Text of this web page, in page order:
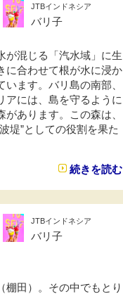
JTBインドネシア
バリ子
が混じる「汽水域」に生
に合わせて根が水に浸か
ます。バリ島の南部、
アには、島を守るように
あります。この森は、
堤”としての役割を果た
続きを読む
JTBインドネシア
バリ子
棚田）。その中でもとり